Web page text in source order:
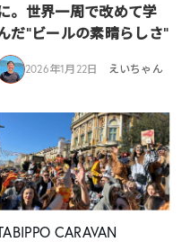
。世界一周で改めて学
だ”ビールの素晴らしさ”
2026年1月22日 えいちゃん
CARAVAN